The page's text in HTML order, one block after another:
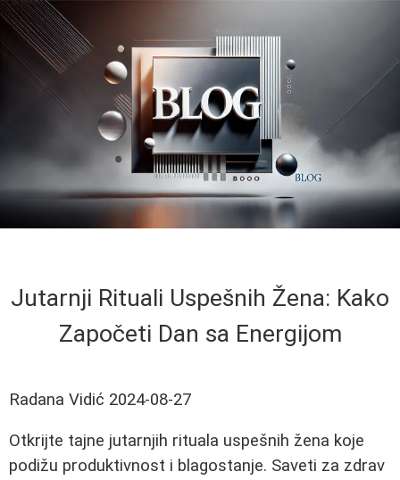
Jutarnji Rituali Uspešnih Žena: Kako
Započeti Dan sa Energijom
Radana Vidić 2024-08-27
Otkrijte tajne jutarnjih rituala uspešnih žena koje
podižu produktivnost i blagostanje. Saveti za zdrav